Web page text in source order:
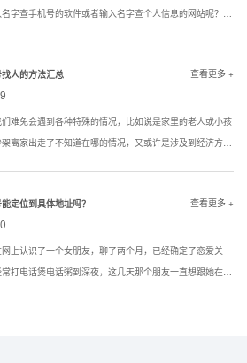
字查手机号的软件或者输入名字查个人信息的网站呢？答
找人的方法汇总 查看更多 +
难免会遇到各种特殊的情况，比如说是家里的老人或小孩
离家出走了不知道在哪的情况，又或许是涉及到经济方面
定位到具体地址吗？
查看更多 +
上认识了一个女朋友，聊了两个月，已经确定了恋爱关
打电话煲电话粥到深夜，这几天那个朋友一直想跟她在现